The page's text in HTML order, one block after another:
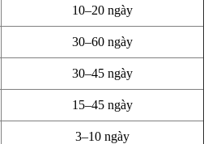
10–20 ngày
30–60 ngày
30–45 ngày
15–45 ngày
3–10 ngày